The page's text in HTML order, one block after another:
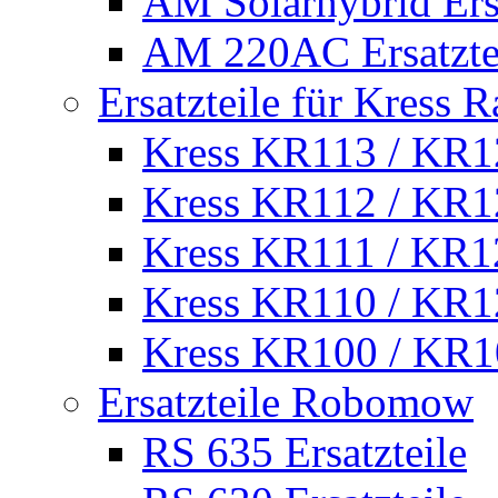
AM 220AC
Ersatzteile für Kress
Kress KR113 /
Kress KR112 /
Kress KR111 /
Kress KR110 /
Kress KR100 /
Ersatzteile Robomow
RS 635 Ersatzteile